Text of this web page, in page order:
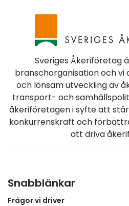
Sveriges Åkeriföretag
branschorganisation och
och lönsam utveckling av
transport- och
åkeriföretagen i syfte att
konkurrenskraft och
att driva
Snabblänkar
Frågor vi driver